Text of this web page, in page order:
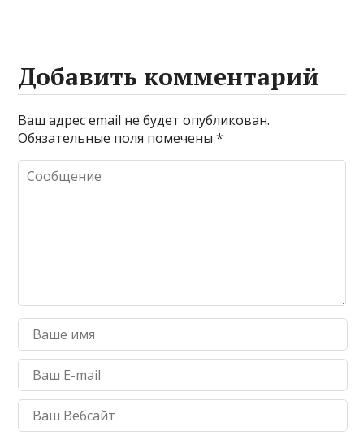
Добавить комментарий
Ваш адрес email не будет опубликован.
Обязательные поля помечены*